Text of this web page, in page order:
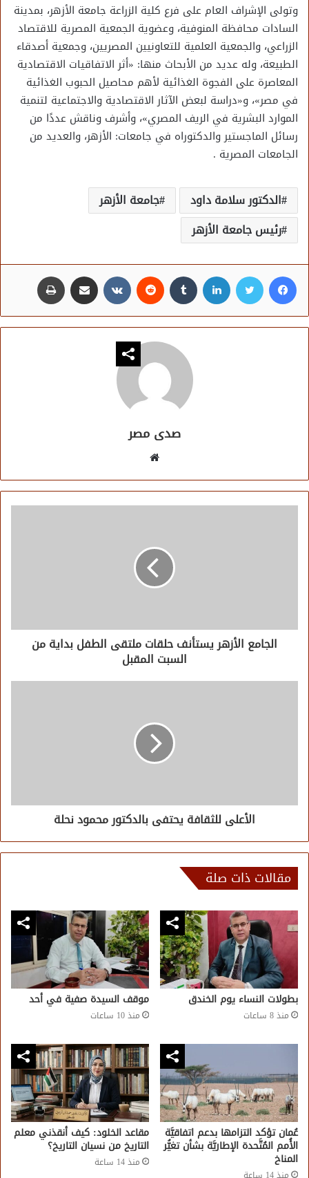
وتولى الإشراف العام على فرع كلية الزراعة جامعة الأزهر، بمدينة
السادات محافظة المنوفية، وعضوية الجمعية المصرية للاقتصاد
الزراعي، والجمعية العلمية للتعاونيين المصريين، وجمعية أصدقاء
الطبيعة، وله عديد من الأبحاث منها: «أثر الاتفاقيات الاقتصادية
المعاصرة على الفجوة الغذائية لأهم محاصيل الحبوب الغذائية
في مصر»، و«دراسة لبعض الآثار الاقتصادية والاجتماعية لتنمية
الموارد البشرية في الريف المصري»، وأشرف وناقش عددًا من
رسائل الماجستير والدكتوراه في جامعات: الأزهر، والعديد من
الجامعات المصرية .
الدكتور سلامة داود
جامعة الأزهر
رئيس جامعة الأزهر
فيسبوك تويتر لينكدإن مشاركة عبر البريد
صدى مصر
الجامع الأزهر يستأنف حلقات ملتقى الطفل بداية من
السبت المقبل
الأعلى للثقافة يحتفى بالدكتور محمود نحلة
مقالات ذات صلة
بطولات النساء يوم الخندق
منذ 8 ساعات
موقف السيدة صفية في أحد
منذ 10 ساعات
عُمان تؤكد التزامها بدعم اتفاقيَّة
الأُمم المُتَّحدة الإطاريَّة بشأن تغيُّر
المناخ
مقاعد الخلود: كيف أنقذني معلم
التاريخ من نسيان التاريخ؟
منذ 14 ساعة